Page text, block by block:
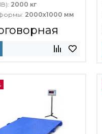
2000 кг
2000х1000 мм